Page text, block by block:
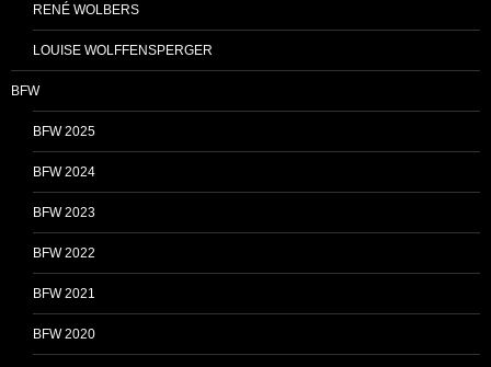
RENÉ WOLBERS
LOUISE WOLFFENSPERGER
BFW
BFW 2025
BFW 2024
BFW 2023
BFW 2022
BFW 2021
BFW 2020